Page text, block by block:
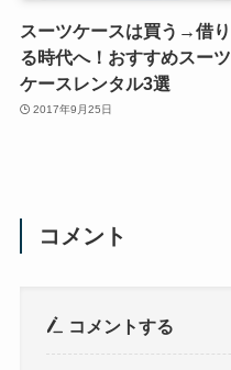
スーツケースは買う→借り
る時代へ！おすすめスーツ
ケースレンタル3選
2017年9月25日
コメント
コメントする